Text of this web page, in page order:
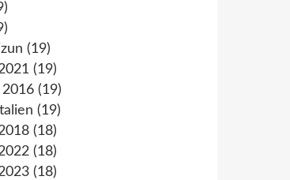
(19)
(19)
2016 (19)
(19)
(18)
(18)
(18)